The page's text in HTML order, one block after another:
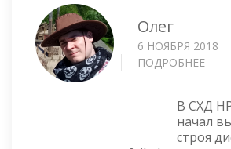
Олег
6 НОЯБРЯ 2018
ПОДРОБНЕЕ
В
HP
MSA
В СХД
начал
строя